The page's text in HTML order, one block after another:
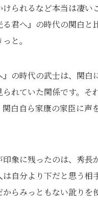
けられるなど本当は凄い
君へ』の時代の関白と
と。
』の時代の武士は、関白
れていた関係です。そ
関白自ら家康の家臣に声
印象に残ったのは、秀長
自分より下だと思う相
らみっともない訛りを